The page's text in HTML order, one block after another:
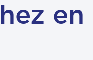
en